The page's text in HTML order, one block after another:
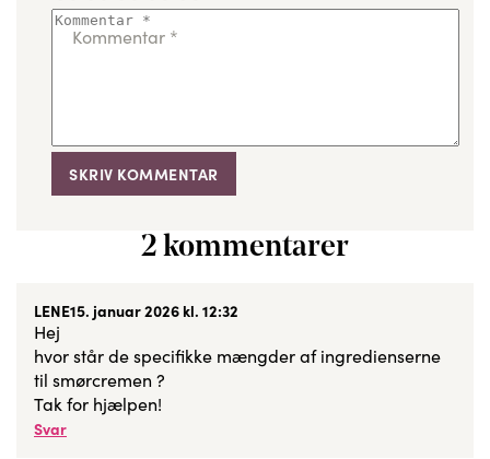
Kommentar *
2 kommentarer
LENE15. januar 2026 kl. 12:32
Hej
hvor står de specifikke mængder af ingredienserne
til smørcremen ?
Tak for hjælpen!
Svar